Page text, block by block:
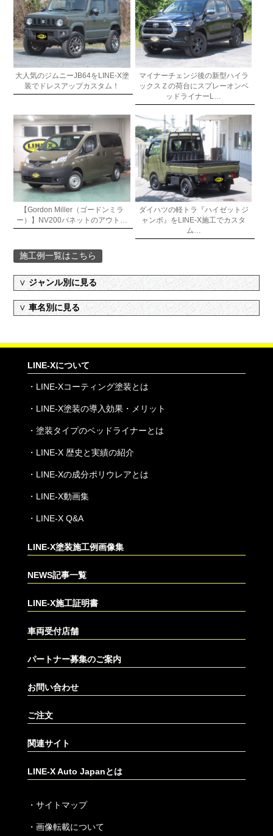
大人気のジムニーJB64をLINE-X塗
装でドレスアップカスタム！
マイナーチェンジ後の新型ハイラ
ックスＺの荷台にスプレーオンベ
ッドライナーL…
【Gordon Miller（ゴードンミラ
ー）】NV200バネットのアウト…
ダイハツの軽トラ『ハイゼットジ
ャンボ』をLINE-X施工でカスタ
ム…
施工例一覧はこちら
∨ジャンル別に見る
∨車名別に見る
LINE-Xについて
・ LINE-Xコーティング塗装とは
・ LINE-X塗装の導入効果・メリット
・ 塗装タイプのベッドライナーとは
・ LINE-X 歴史と実績の紹介
・ LINE-Xの成分ポリウレアとは
・ LINE-X動画集
・ LINE-X Q&A
LINE-X塗装施工例画像集
NEWS記事一覧
LINE-X施工証明書
車両受付店舗
パートナー募集のご案内
お問い合わせ
ご注文
関連サイト
LINE-X Auto Japanとは
・ サイトマップ
・ 画像転載について